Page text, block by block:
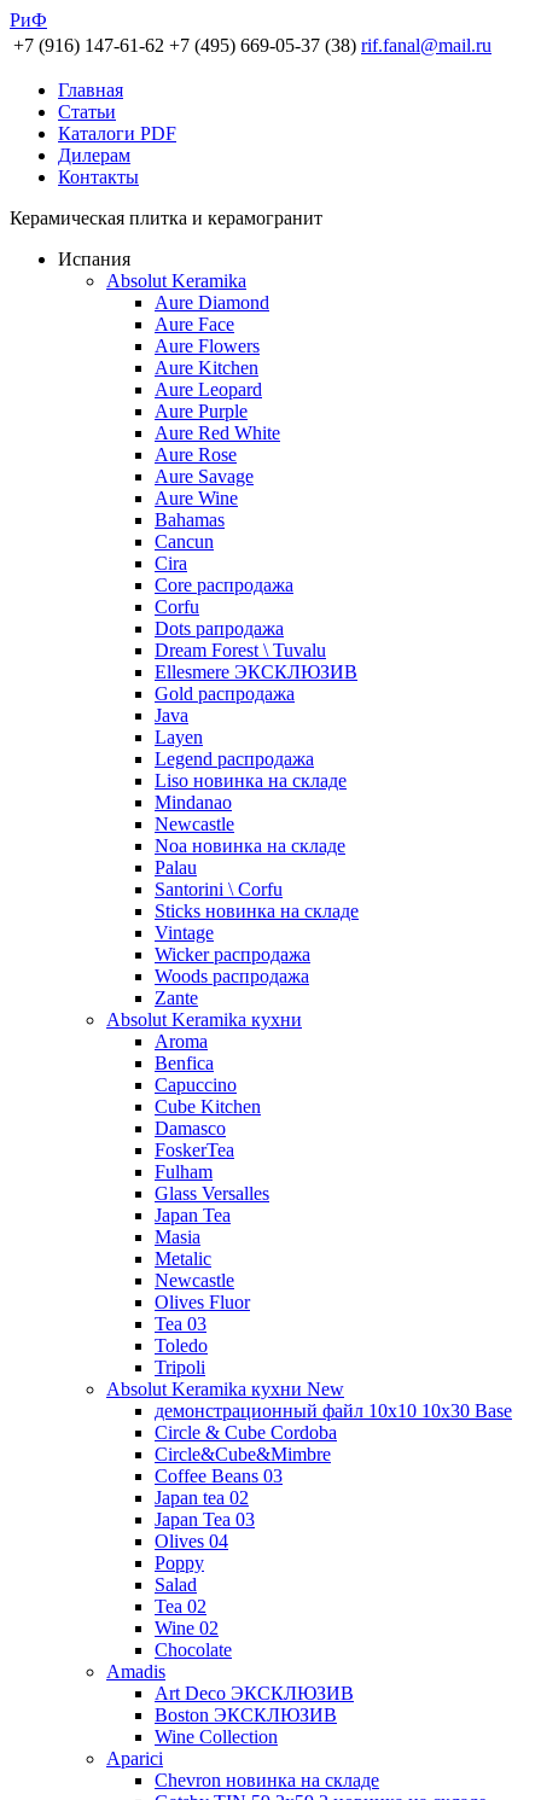
РиФ
+7 (916) 147-61-62 +7 (495) 669-05-37 (38) rif.fanal@mail.ru
Главная
Статьи
Каталоги PDF
Дилерам
Контакты
Керамическая плитка и керамогранит
Испания
Absolut Keramika
Aure Diamond
Aure Face
Aure Flowers
Aure Kitchen
Aure Leopard
Aure Purple
Aure Red White
Aure Rose
Aure Savage
Aure Wine
Bahamas
Cancun
Cira
Core распродажа
Corfu
Dots рапродажа
Dream Forest \ Tuvalu
Ellesmere ЭКСКЛЮЗИВ
Gold распродажа
Java
Layen
Legend распродажа
Liso новинка на складе
Mindanao
Newcastle
Noa новинка на складе
Palau
Santorini \ Corfu
Sticks новинка на складе
Vintage
Wicker распродажа
Woods распродажа
Zante
Absolut Keramika кухни
Aroma
Benfica
Capuccino
Cube Kitchen
Damasco
FoskerTea
Fulham
Glass Versalles
Japan Tea
Masia
Metalic
Newcastle
Olives Fluor
Tea 03
Toledo
Tripoli
Absolut Keramika кухни New
демонстрационный файл 10x10 10x30 Base
Circle & Cube Cordoba
Circle&Cube&Mimbre
Coffee Beans 03
Japan tea 02
Japan Tea 03
Olives 04
Poppy
Salad
Tea 02
Wine 02
Chocolate
Amadis
Art Deco ЭКСКЛЮЗИВ
Boston ЭКСКЛЮЗИВ
Wine Collection
Aparici
Chevron новинка на складе